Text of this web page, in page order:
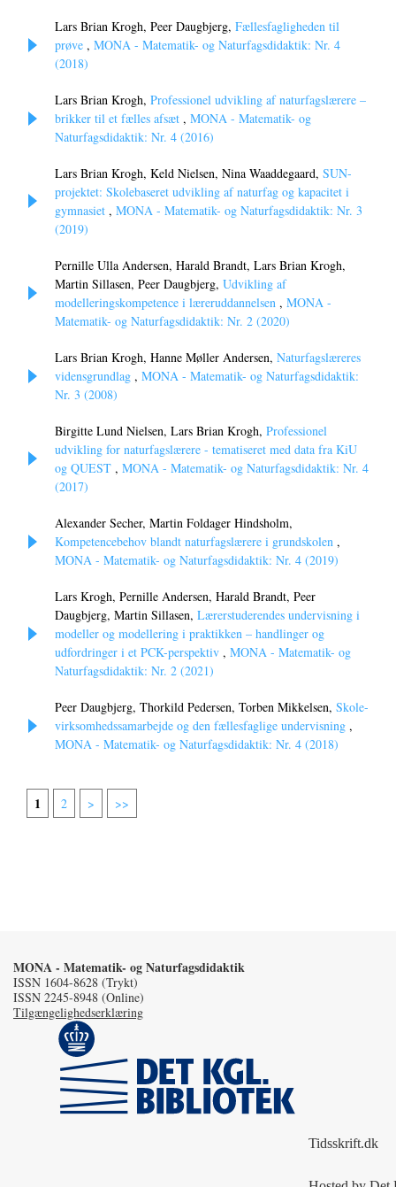
Lars Brian Krogh, Peer Daugbjerg, Fællesfagligheden til
prøve , MONA - Matematik- og Naturfagsdidaktik: Nr. 4
(2018)
Lars Brian Krogh, Professionel udvikling af naturfagslærere –
brikker til et fælles afsæt , MONA - Matematik- og
Naturfagsdidaktik: Nr. 4 (2016)
Lars Brian Krogh, Keld Nielsen, Nina Waaddegaard, SUN-
projektet: Skolebaseret udvikling af naturfag og kapacitet i
gymnasiet , MONA - Matematik- og Naturfagsdidaktik: Nr. 3
(2019)
Pernille Ulla Andersen, Harald Brandt, Lars Brian Krogh,
Martin Sillasen, Peer Daugbjerg, Udvikling af
modelleringskompetence i læreruddannelsen , MONA -
Matematik- og Naturfagsdidaktik: Nr. 2 (2020)
Lars Brian Krogh, Hanne Møller Andersen, Naturfagslæreres
vidensgrundlag , MONA - Matematik- og Naturfagsdidaktik:
Nr. 3 (2008)
Birgitte Lund Nielsen, Lars Brian Krogh, Professionel
udvikling for naturfagslærere - tematiseret med data fra KiU
og QUEST , MONA - Matematik- og Naturfagsdidaktik: Nr. 4
(2017)
Alexander Secher, Martin Foldager Hindsholm,
Kompetencebehov blandt naturfagslærere i grundskolen ,
MONA - Matematik- og Naturfagsdidaktik: Nr. 4 (2019)
Lars Krogh, Pernille Andersen, Harald Brandt, Peer
Daugbjerg, Martin Sillasen, Lærerstuderendes undervisning i
modeller og modellering i praktikken – handlinger og
udfordringer i et PCK-perspektiv , MONA - Matematik- og
Naturfagsdidaktik: Nr. 2 (2021)
Peer Daugbjerg, Thorkild Pedersen, Torben Mikkelsen, Skole-
virksomhedssamarbejde og den fællesfaglige undervisning ,
MONA - Matematik- og Naturfagsdidaktik: Nr. 4 (2018)
1 2 > >>
MONA - Matematik- og Naturfagsdidaktik
ISSN 1604-8628 (Trykt)
ISSN 2245-8948 (Online)
Tilgængelighedserklæring